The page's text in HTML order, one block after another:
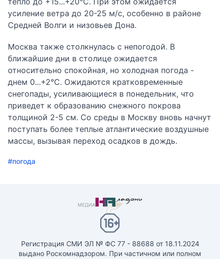
усиление ветра до 20-25 м/с, особенно в районе
Средней Волги и низовьев Дона.
Москва также столкнулась с непогодой. В
ближайшие дни в столице ожидается
относительно спокойная, но холодная погода -
днем 0...+2°С. Ожидаются кратковременные
снегопады, усиливающиеся в понедельник, что
приведет к образованию снежного покрова
толщиной 2-5 см. Со среды в Москву вновь начнут
поступать более теплые атлантические воздушные
массы, вызывая переход осадков в дождь.
#погода
Регистрация СМИ ЭЛ № ФС 77 - 88688 от 18.11.2024
выдано Роскомнадзором. При частичном или полном